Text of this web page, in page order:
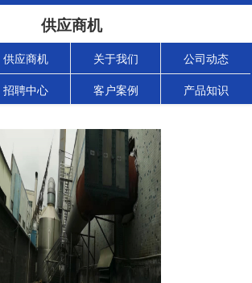
供应商机
供应商机 关于我们 公司动态
招聘中心 客户案例 产品知识